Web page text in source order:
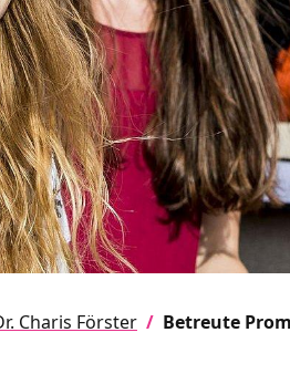
Charis Förster Betreute